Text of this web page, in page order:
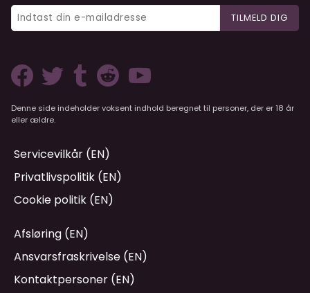
TILMELD DIG
Denne side indeholder voksent indhold beregnet til personer, der er 18 år
eller ældre.
Servicevilkår (EN)
Privatlivspolitik (EN)
Cookie politik (EN)
Afsløring (EN)
Ansvarsfraskrivelse (EN)
Kontaktpersoner (EN)